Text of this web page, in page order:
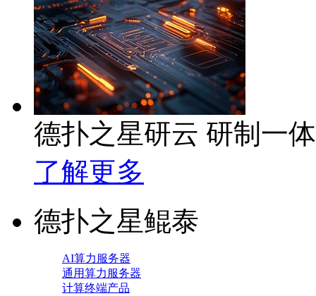
德扑之星研云 研制一
了解更多
德扑之星鲲泰
AI算力服务器
通用算力服务器
计算终端产品